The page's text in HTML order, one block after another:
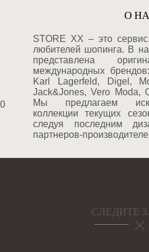
О
STORE XX – это
любителей шопинга. В
представлена
международных
Karl Lagerfeld, Digel,
Jack&Jones, Vero Moda,
Мы предлагаем
коллекции текущих
следуя последним
партнеров-
СЛЕДИТЕ